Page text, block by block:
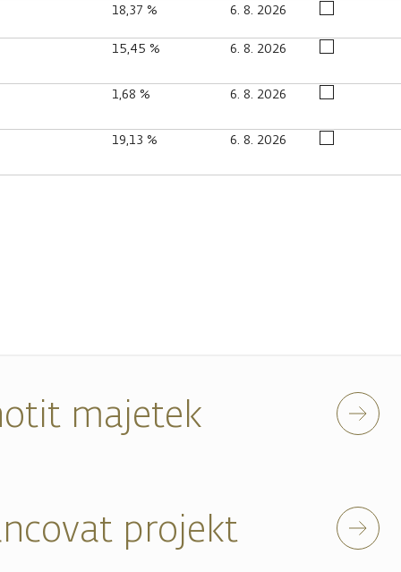
18,37 % 6. 8. 2026
15,45 % 6. 8. 2026
1,68 % 6. 8. 2026
19,13 % 6. 8. 2026
majetek
projekt